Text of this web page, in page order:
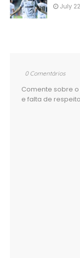
July
0 Comentários
Comente sobre
e falta de